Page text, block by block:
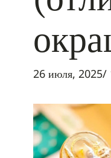
26 июля, 2025/